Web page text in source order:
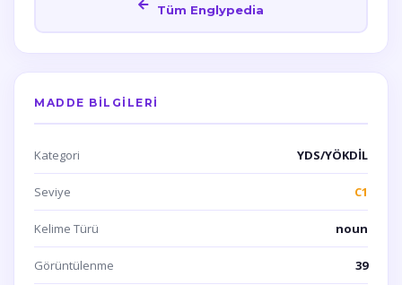
Tüm Englypedia
MADDE BILGILERI
Kategori YDS/YÖKDİL
Seviye C1
Kelime Türü noun
Görüntülenme 39